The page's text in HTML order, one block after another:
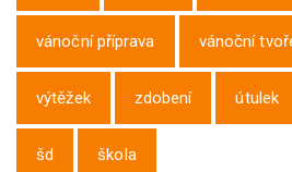
vánoční příprava vánoční
výtěžek zdobení útulek
šd škola